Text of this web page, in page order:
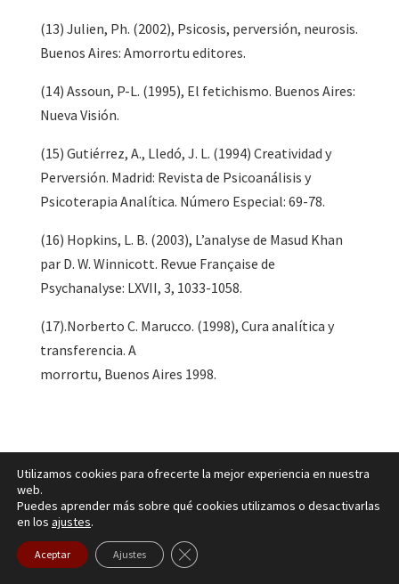
(13) Julien, Ph. (2002), Psicosis, perversión, neurosis.
Buenos Aires: Amorrortu editores.
(14) Assoun, P-L. (1995), El fetichismo. Buenos Aires:
Nueva Visión.
(15) Gutiérrez, A., Lledó, J. L. (1994) Creatividad y
Perversión. Madrid: Revista de Psicoanálisis y
Psicoterapia Analítica. Número Especial: 69-78.
(16) Hopkins, L. B. (2003), L’analyse de Masud Khan
par D. W. Winnicott. Revue Française de
Psychanalyse: LXVII, 3, 1033-1058.
(17).Norberto C. Marucco. (1998), Cura analítica y
transferencia. A
morrortu, Buenos Aires 1998.
Utilizamos cookies para ofrecerte la mejor experiencia en nuestra
web.
Puedes aprender más sobre qué cookies utilizamos o desactivarlas
en los ajustes.
Aceptar Ajustes Cerrar el banner de cookies RGPD